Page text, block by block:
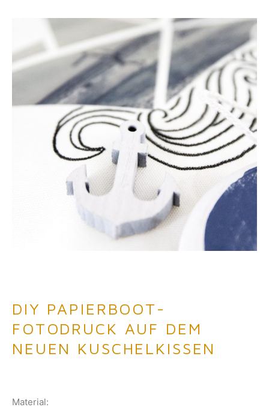
DIY PAPIERBOOT-
FOTODRUCK AUF DEM
NEUEN KUSCHELKISSEN
Material: